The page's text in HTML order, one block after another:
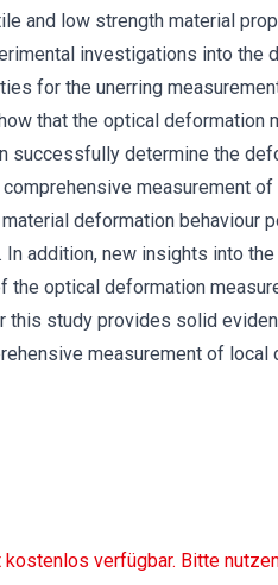
and low strength material
investigations into the
for the unerring
that the optical
successfully determine the
measurement
deformation behaviour
addition, new insights into
the optical deformation
this study provides solid
measurement of local
verfügbar. Bitte